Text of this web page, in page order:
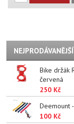
NEJPRODÁVANĚJŠÍ
Bike držák
červená
250 Kč
Deemount
100 Kč